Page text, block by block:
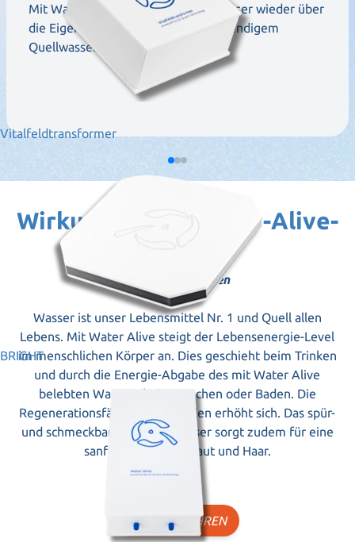
Vitalfeldtransformer
BRIGHT
Mit Water Alive verfügt Leitungswasser wieder über
die Eigenschaften von frischem, lebendigem
Quellwasser.
Wirkungen von Water-Alive-
Wasser
auf den Menschen
Wasser ist unser Lebensmittel Nr. 1 und Quell allen
Lebens. Mit Water Alive steigt der Lebensenergie-Level
im menschlichen Körper an. Dies geschieht beim Trinken
und durch die Energie-Abgabe des mit Water Alive
belebten Wassers beim Duschen oder Baden. Die
Regenerationsfähigkeit der Zellen erhöht sich. Das spür-
und schmeckbar weichere Wasser sorgt zudem für eine
sanfte Pflege von Haut und Haar.
MEHR ERFAHREN